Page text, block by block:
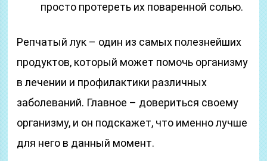
просто протереть их поваренной солью.
Репчатый лук – один из самых полезнейших
продуктов, который может помочь организму
в лечении и профилактики различных
заболеваний. Главное – довериться своему
организму, и он подскажет, что именно лучше
для него в данный момент.